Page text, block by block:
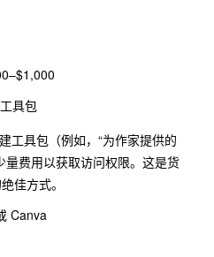
具包
工具包（例如，“为作家提供的
量费用以获取访问权限。这是货
佳方式。
Canva